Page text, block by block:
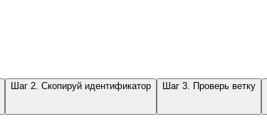
Шаг 2. Скопируй идентификатор Шаг 3. Проверь ветку